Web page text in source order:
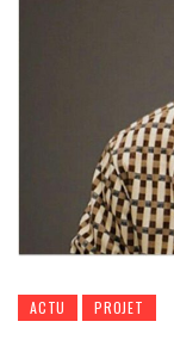
ACTU PROJET